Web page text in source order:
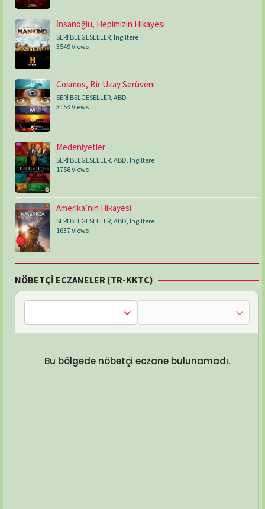
İnsanoğlu, Hepimizin Hikayesi
SERİ BELGESELLER İngiltere
3549 Views
Cosmos, Bir Uzay Serüveni
SERİ BELGESELLER, ABD
3153 Views
Medeniyetler
SERİ BELGESELLER, ABD, İngiltere
1758 Views
Amerika’nın Hikayesi
SERİ BELGESELLER ABD İngiltere
1637 Views
NÖBETÇİ ECZANELER (TR-KKTC)
Bu bölgede nöbetçi eczane bulunamadı.